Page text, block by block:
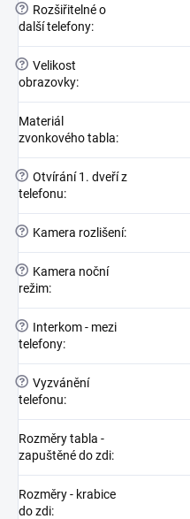
?
Rozšiřitelné o
další telefony:
? Velikost
obrazovky:
Materiál
zvonkového tabla:
? Otvírání 1. dveří z
telefonu:
? Kamera rozlišení:
?
Kamera noční
režim:
?
Interkom - mezi
telefony:
? Vyzvánění
telefonu:
Rozměry tabla -
zapuštěné do zdi:
Rozměry - krabice
do zdi: